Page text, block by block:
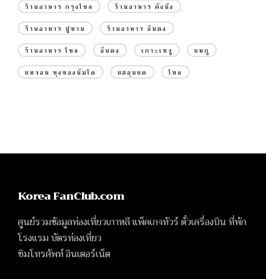
ร้านอาหาร กรุงโซล ร้านอาหาร คังนึง
ร้านอาหาร ปูซาน ร้านอาหาร อันดง
ร้านอาหาร โซล อันดง เกาะเชจู แทกู
แทจอน ชุงชองนัมโด แฮอุนแด โซล
Korea FanClub.com
ศูนย์รวมข้อมูลท่องเที่ยวเกาหลี แพ็คเกจทัวร์ ตั๋วเครื่องบิน ที่พัก
โรงแรม บัตรท่องเที่ยว
ซิมโทรศัพท์ อินเตอร์เน็ต